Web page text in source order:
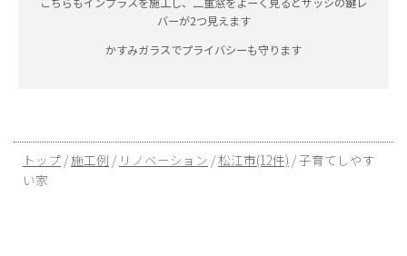
バーが2つ見えます
かすみガラスでプライバシーも守ります
現
在
トップ /施工例 / リノベーション /松江市(12件) /子育てしやす
い家